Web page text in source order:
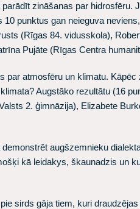
zināšanas par hidrosfēru.
punktus gan neieguva
(Rīgas 84. vidusskola),
Pujāte (Rīgas Centra
par atmosfēru un klimatu.
Augstāko rezultātu (16
2. ģimnāzija), Elizabete
augšzemnieku
kā leidakys, škaunadzis un
sirds gāja tiem, kuri